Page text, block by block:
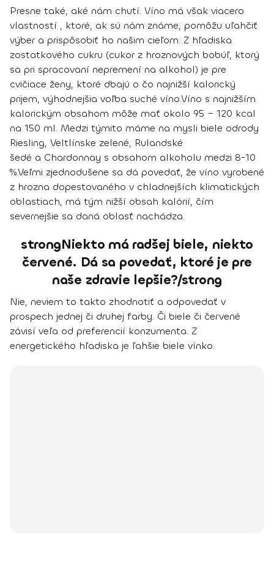
Presne také, aké nám chutí. Víno má však viacero
vlastností , ktoré, ak sú nám známe, pomôžu uľahčiť
výber a prispôsobiť ho našim cieľom. Z hľadiska
zostatkového cukru (cukor z hroznových bobúľ, ktorý
sa pri spracovaní nepremení na alkohol) je pre
cvičiace ženy, ktoré dbajú o čo najnižší kalorický
prijem, výhodnejšia voľba suché víno.Víno s najnižším
kalorickým obsahom môže mať okolo 95 – 120 kcal
na 150 ml. Medzi týmito máme na mysli biele odrody
Riesling, Veltlínske zelené, Rulandské
šedé a Chardonnay s obsahom alkoholu medzi 8-10
%.Veľmi zjednodušene sa dá povedať, že víno vyrobené
z hrozna dopestovaného v chladnejších klimatických
oblastiach, má tým nižší obsah kalórií, čím
severnejšie sa daná oblasť nachádza.
strongNiekto má radšej biele, niekto
červené. Dá sa povedať, ktoré je pre
naše zdravie lepšie?/strong
Nie, neviem to takto zhodnotiť a odpovedať v
prospech jednej či druhej farby. Či biele či červené
závisí veľa od preferencií konzumenta. Z
energetického hľadiska je ľahšie biele vínko.